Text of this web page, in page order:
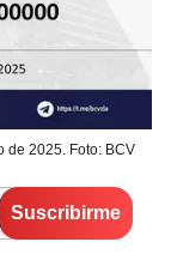
de 2025. Foto: BCV